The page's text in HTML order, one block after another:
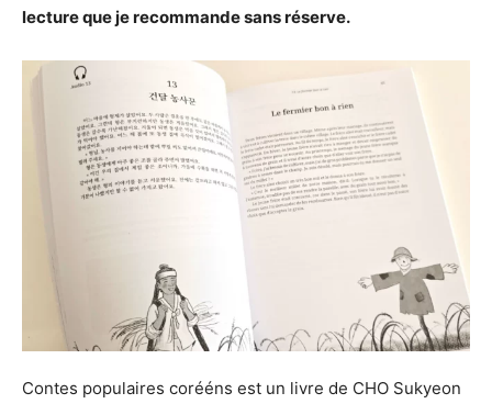
lecture que je recommande sans réserve.
Contes populaires corééns est un livre de CHO Sukyeon